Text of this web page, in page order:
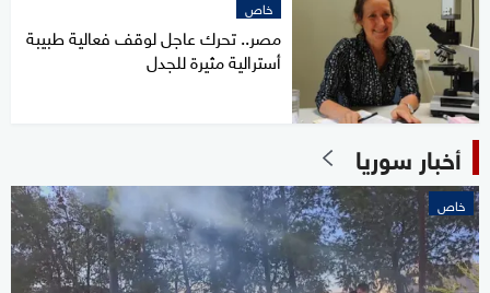
خاص
مصر.. تحرك عاجل لوقف فعالية طبيبة
أسترالية مثيرة للجدل
أخبار سوريا
خاص